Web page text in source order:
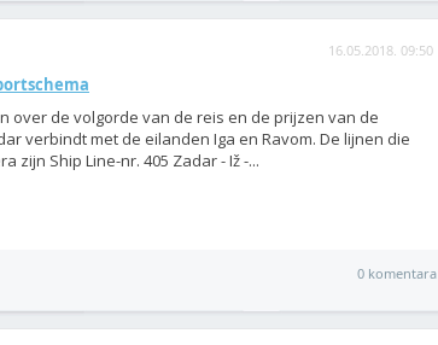
16.05.2018. 09:50
over de volgorde van de reis en de prijzen van de
verbindt met de eilanden Iga en Ravom. De lijnen die
zijn Ship Line-nr. 405 Zadar - Iž -...
0 komentara